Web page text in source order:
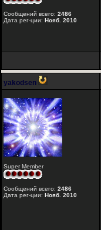
Сообщений всего: 2486
Дата рег-ции: Нояб. 2010
yakodsen
Super Member
Сообщений всего: 2486
Дата рег-ции: Нояб. 2010